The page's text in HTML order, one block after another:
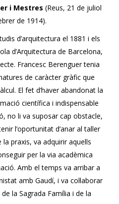
i Mestres (Reus, 21 de juliol
de 1914).
d’arquitectura el 1881 i els
d’Arquitectura de Barcelona,
Francesc Berenguer tenia
de caràcter gràfic que
El fet d’haver abandonat la
científica i indispensable
no li va suposar cap obstacle,
l’oportunitat d’anar al taller
la praxis, va adquirir aquells
per la via acadèmica
Amb el temps va arribar a
amb Gaudí, i va col·laborar
la Sagrada Família i de la